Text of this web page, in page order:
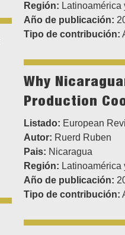
Región: Latinoamérica
Año de publicación:
Tipo de contribución:
Why
Production
Listado: European
Autor: Ruerd Ruben
Pais: Nicaragua
Región: Latinoamérica
Año de publicación:
Tipo de contribución: